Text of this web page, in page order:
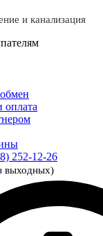
и канализация
оплата
252-12-26
выходных)